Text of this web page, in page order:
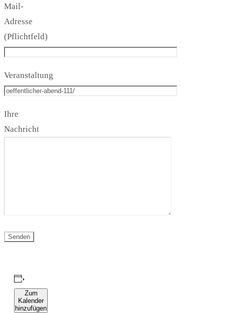
Mail-
Adresse
(Pflichtfeld)
Veranstaltung
Ihre
Nachricht
Zum
Kalender
hinzufügen